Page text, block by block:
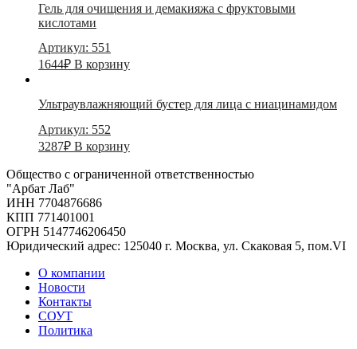
Гель для очищения и демакияжа с фруктовыми
кислотами
Артикул: 551
1644₽ В корзину
Ультраувлажняющий бустер для лица с ниацинамидом
Артикул: 552
3287₽ В корзину
Общество с ограниченной ответственностью
"Арбат Лаб"
ИНН 7704876686
КПП 771401001
ОГРН 5147746206450
Юридический адрес: 125040 г. Москва, ул. Скаковая 5, пом.VI
О компании
Новости
Контакты
СОУТ
Политика